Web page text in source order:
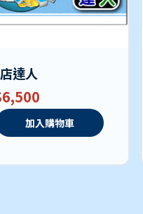
達人
加入購物車